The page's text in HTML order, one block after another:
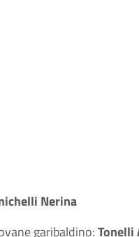
Nerina
garibaldino:Tonelli